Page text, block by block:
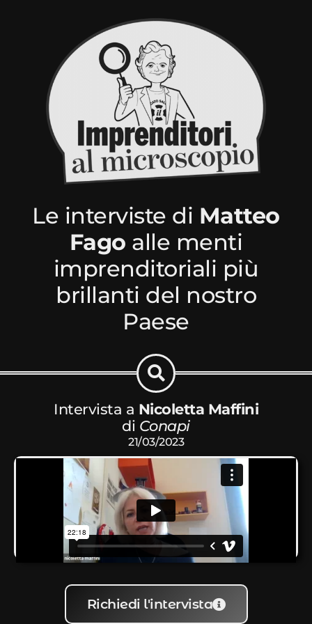
Le interviste di Matteo
Fago alle menti
imprenditoriali più
brillanti del nostro
Paese
Intervista a Nicoletta Maffini
di Conapi
21/03/2023
Richiedi l'intervista